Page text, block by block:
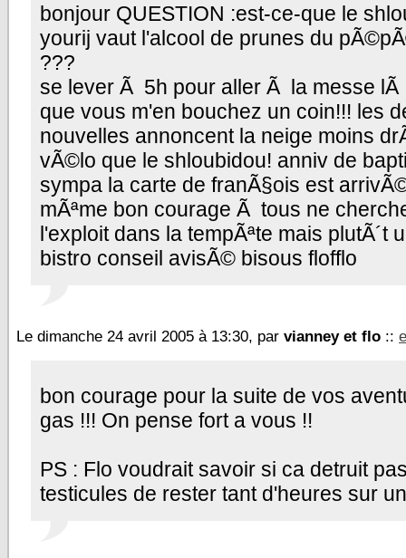
bonjour QUESTION :est-ce-que le
yourij vaut l'alcool de prunes du
???
se lever Ã 5h pour aller Ã la messe
que vous m'en bouchez un coin!!! les
nouvelles annoncent la neige moins
vÃ©lo que le shloubidou! anniv de
sympa la carte de franÃ§ois est
mÃªme bon courage Ã tous ne
l'exploit dans la tempÃªte mais plutÃ´t
bistro conseil avisÃ© bisous flofflo
Le dimanche 24 avril 2005 à 13:30, par vianney et flo ::
bon courage pour la suite de vos
gas !!! On pense fort a vous !!
PS : Flo voudrait savoir si ca detruit
testicules de rester tant d'heures sur